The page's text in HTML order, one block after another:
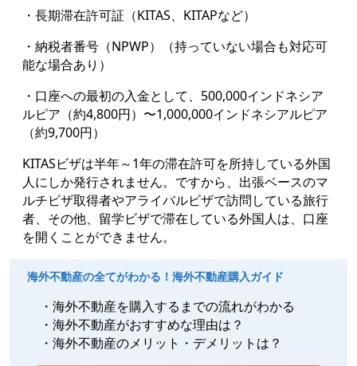
・長期滞在許可証（KITAS、KITAPなど）
・納税者番号（NPWP）（持っていない場合も対応可
能な場合あり）
・口座への最初の入金として、500,000インドネシア
ルピア（約4,800円）〜1,000,000インドネシアルピア
（約9,700円）
KITASビザは半年～1年の滞在許可を所持している外国
人にしか発行されません。ですから、出張ベースのマ
ルチビザ取得者やアライバルビザで訪問している旅行
者、その他、留学ビザで滞在している外国人は、口座
を開くことができません。
海外不動産の全てがわかる！海外不動産購入ガイド
・海外不動産を購入するまでの流れがわかる
・海外不動産がおすすめな理由は？
・海外不動産のメリット・デメリットは？